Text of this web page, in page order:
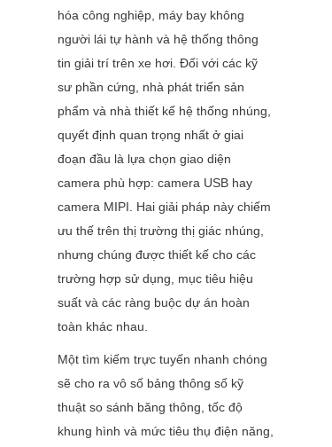
hóa công nghiệp, máy bay không
người lái tự hành và hệ thống thông
tin giải trí trên xe hơi. Đối với các kỹ
sư phần cứng, nhà phát triển sản
phẩm và nhà thiết kế hệ thống nhúng,
quyết định quan trọng nhất ở giai
đoạn đầu là lựa chọn giao diện
camera phù hợp: camera USB hay
camera MIPI. Hai giải pháp này chiếm
ưu thế trên thị trường thị giác nhúng,
nhưng chúng được thiết kế cho các
trường hợp sử dụng, mục tiêu hiệu
suất và các ràng buộc dự án hoàn
toàn khác nhau.
Một tìm kiếm trực tuyến nhanh chóng
sẽ cho ra vô số bảng thông số kỹ
thuật so sánh băng thông, tốc độ
khung hình và mức tiêu thụ điện năng,